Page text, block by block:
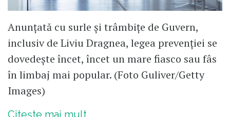
Anunțată cu surle și trâmbițe de Guvern,
inclusiv de Liviu Dragnea, legea prevenției se
dovedește încet, încet un mare fiasco sau fâs
în limbaj mai popular. (Foto Guliver/Getty
Images)